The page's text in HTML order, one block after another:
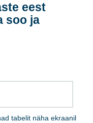
eest
soo ja
tabelit näha ekraanil